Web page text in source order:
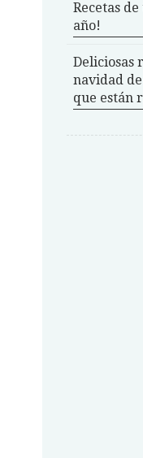
Recetas
año!
Deliciosas
navidad
que están